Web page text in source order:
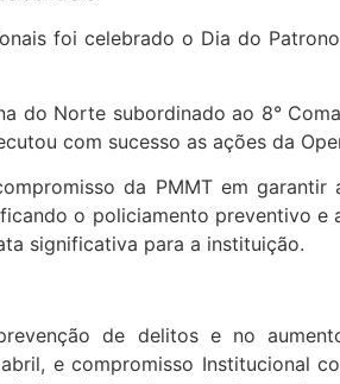
foi celebrado o Dia do
do Norte subordinado ao 8°
com sucesso as ações da
da PMMT em garantir
o policiamento preventivo e
significativa para a instituição.
de delitos e no
e compromisso Institucional